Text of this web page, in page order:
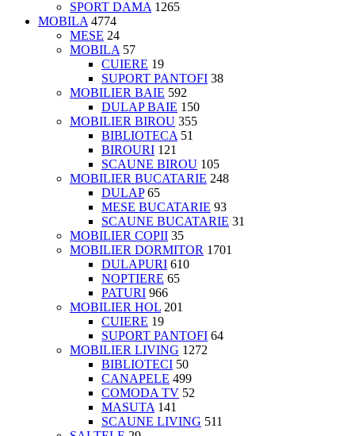
SPORT DAMA 1265
MOBILA 4774
MESE 24
MOBILA 57
CUIERE 19
SUPORT PANTOFI 38
MOBILIER BAIE 592
DULAP BAIE 150
MOBILIER BIROU 355
BIBLIOTECA 51
BIROURI 121
SCAUNE BIROU 105
MOBILIER BUCATARIE 248
DULAP 65
MESE BUCATARIE 93
SCAUNE BUCATARIE 31
MOBILIER COPII 35
MOBILIER DORMITOR 1701
DULAPURI 610
NOPTIERE 65
PATURI 966
MOBILIER HOL 201
CUIERE 19
SUPORT PANTOFI 64
MOBILIER LIVING 1272
BIBLIOTECI 50
CANAPELE 499
COMODA TV 52
MASUTA 141
SCAUNE LIVING 511